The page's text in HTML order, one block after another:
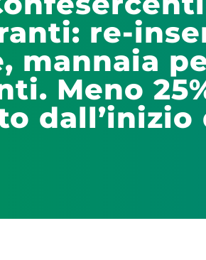
re-
mannaia
Meno
dall’inizio